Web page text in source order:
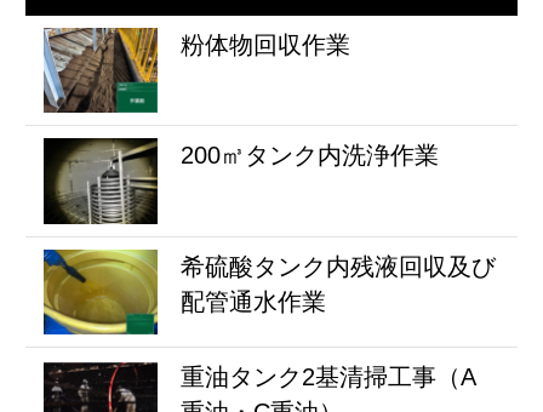
粉体物回収作業
200㎥タンク内洗浄作業
希硫酸タンク内残液回収及び
配管通水作業
重油タンク2基清掃工事（A